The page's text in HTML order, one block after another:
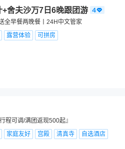
舍夫沙万7日6晚跟团游
全早餐两晚餐丨24H中文管家
露营体验
可拼房
程可调/满团返现500起』
家庭友好 宫殿 清真寺
自选酒店